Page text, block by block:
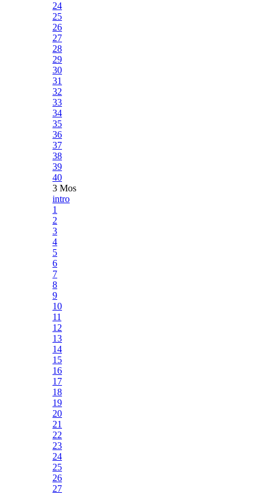
24
25
26
27
28
29
30
31
32
33
34
35
36
37
38
39
40
3 Mos
intro
1
2
3
4
5
6
7
8
9
10
11
12
13
14
15
16
17
18
19
20
21
22
23
24
25
26
27